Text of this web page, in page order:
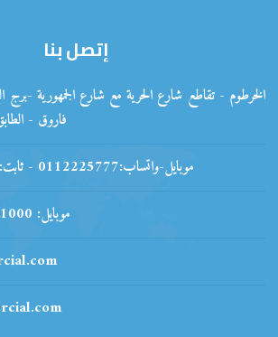
إتصل بنا
الخرطوم - تقاطع شارع الحرية مع شارع الجمهورية -
فاروق -
موبايل-واتساب:0112225777 - ثابت: 0183775616
00249-928121000 :موبايل